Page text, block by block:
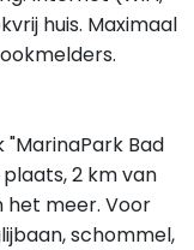
huis. Maximaal
"MarinaPark Bad
plaats, 2 km van
het meer. Voor
schommel,